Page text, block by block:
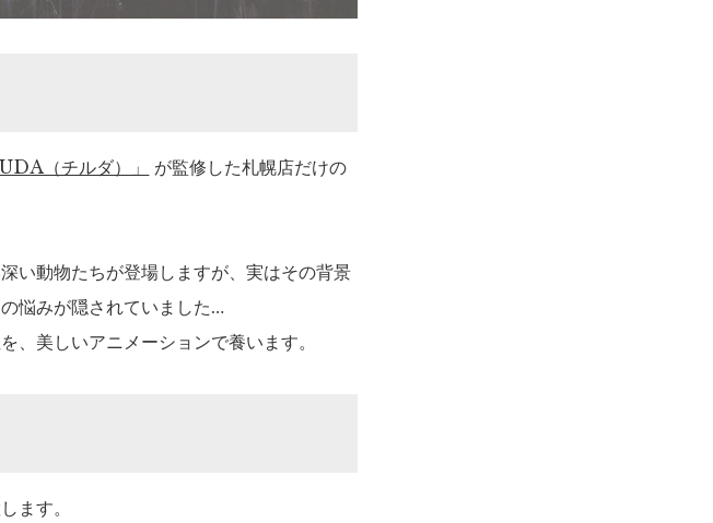
（チルダ）」
が監修した札幌店だけの
い動物たちが登場しますが、実はその背景
悩みが隠されていました…
、美しいアニメーションで養います。
ます。